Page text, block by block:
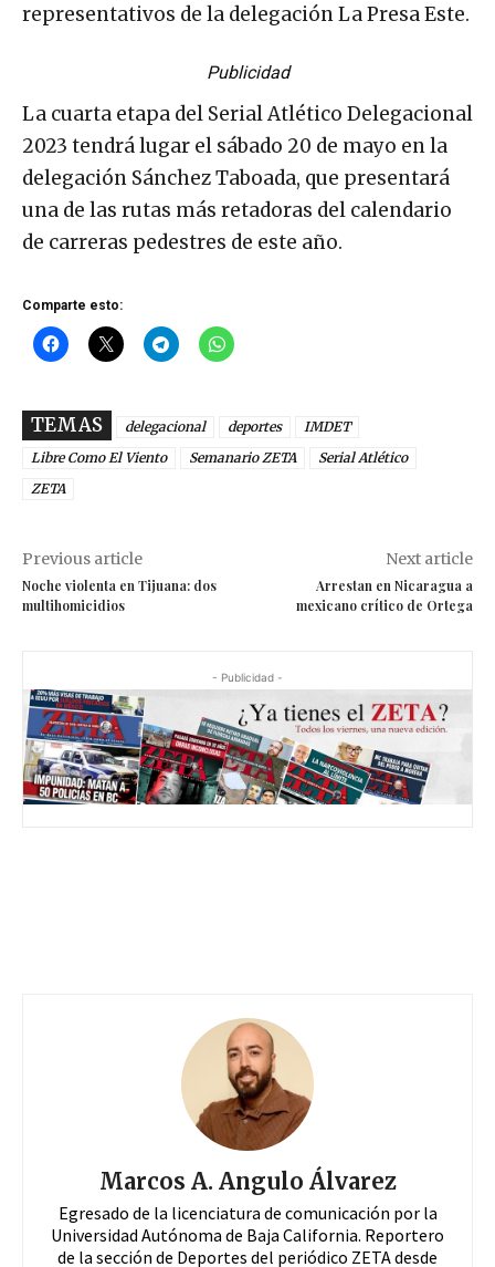
representativos de la delegación La Presa Este.
Publicidad
La cuarta etapa del Serial Atlético Delegacional
2023 tendrá lugar el sábado 20 de mayo en la
delegación Sánchez Taboada, que presentará
una de las rutas más retadoras del calendario
de carreras pedestres de este año.
Comparte esto:
TEMAS delegacional deportes
IMDET
Libre Como El Viento
Semanario ZETA
Serial Atlético
ZETA
Previous article
Noche violenta en Tijuana: dos
multihomicidios
Next article
Arrestan en Nicaragua a
mexicano crítico de Ortega
- Publicidad -
Marcos A. Angulo Álvarez
Egresado de la licenciatura de comunicación por la
Universidad Autónoma de Baja California. Reportero
de la sección de Deportes del periódico ZETA desde